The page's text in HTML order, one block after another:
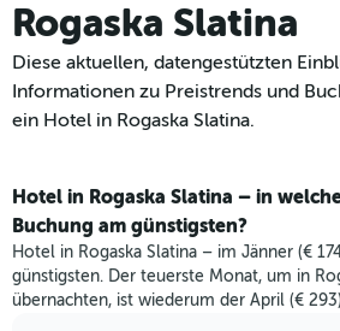
Rogaska Slatina
Diese aktuellen, datengestützten
Informationen zu Preistrends und
ein Hotel in Rogaska Slatina.
Hotel in Rogaska Slatina – in
Buchung am günstigsten?
Hotel in Rogaska Slatina – im Jänner (€
günstigsten. Der teuerste Monat, um in
übernachten, ist wiederum der April (€